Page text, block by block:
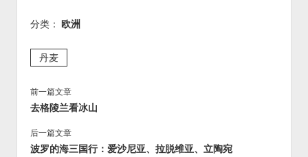
C
h
at
分类： 欧洲
丹麦
前一篇文章
去格陵兰看冰山
后一篇文章
波罗的海三国行：爱沙尼亚、拉脱维亚、立陶宛